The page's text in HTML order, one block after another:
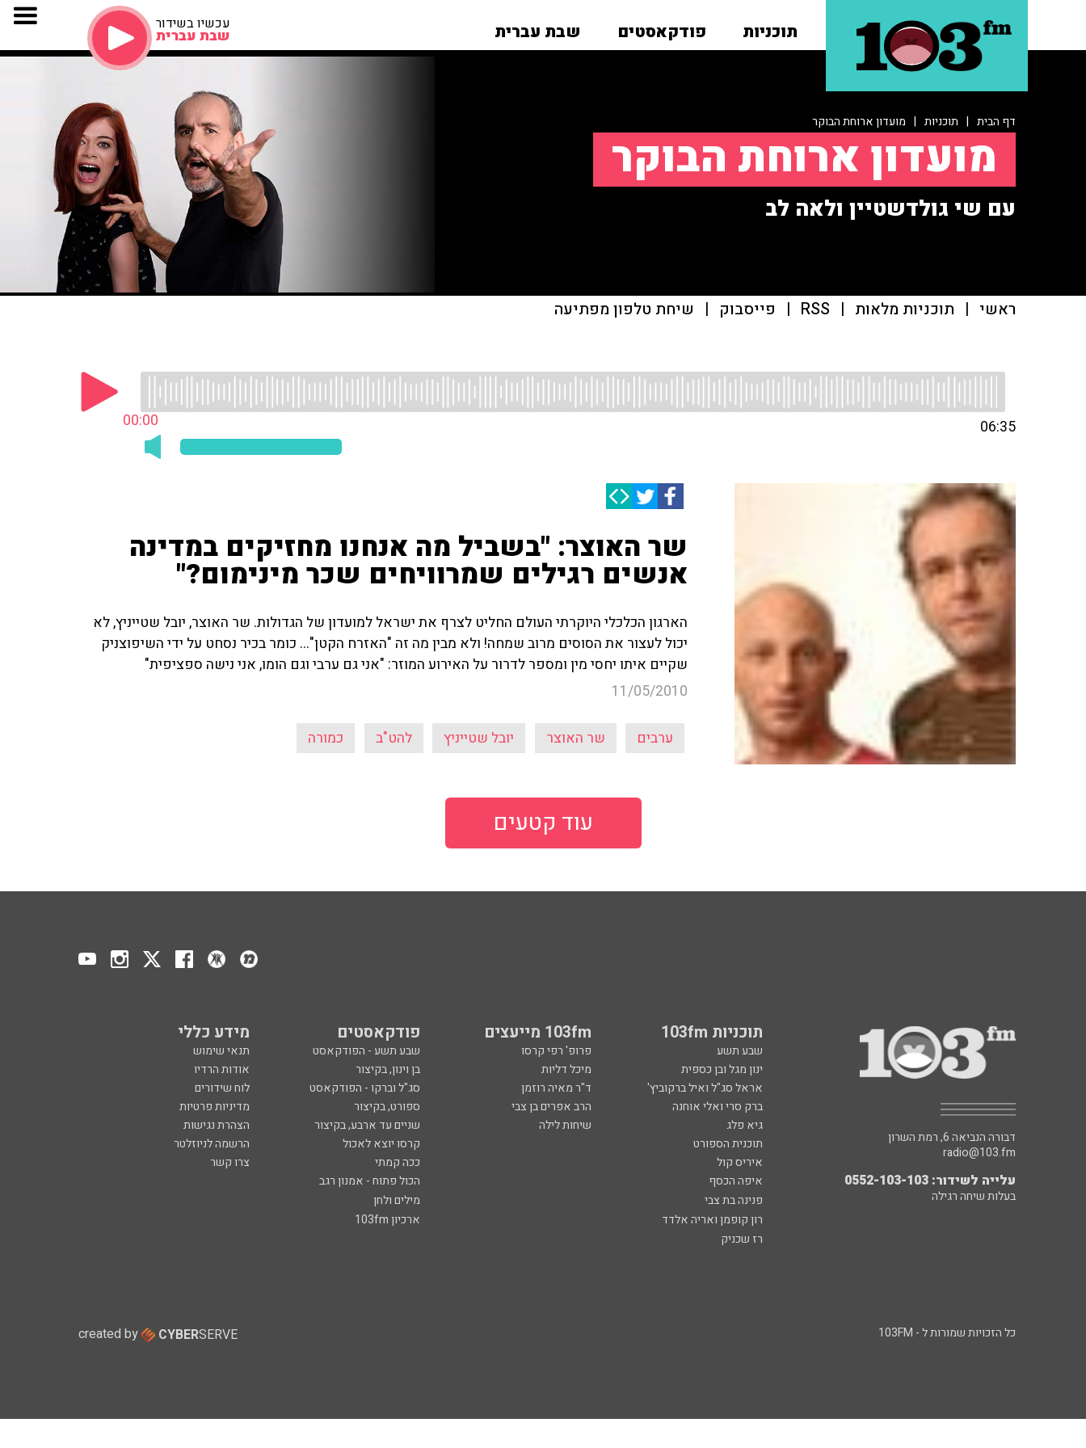
תוכניות פודקאסטים שבת עברית עכשיו בשידור
שבת עברית
דף הבית | תוכניות | מועדון ארוחת הבוקר
מועדון ארוחת הבוקר
עם שי גולדשטיין ולאה לב
ראשי | תוכניות מלאות |
RSS
| פייסבוק | שיחת טלפון מפתיעה
00:00 06:35
שר האוצר: "בשביל מה אנחנו מחזיקים במדינה
אנשים רגילים שמרוויחים שכר מינימום?"
הארגון הכלכלי היוקרתי העולם החליט לצרף את ישראל למועדון של הגדולות. שר האוצר, יובל שטייניץ, לא
יכול לעצור את הסוסים מרוב שמחה! ולא מבין מה זה "האזרח הקטן"... כומר בכיר נסחט על ידי השיפוצניק
שקיים איתו יחסי מין ומספר לדרור על האירוע המוזר: "אני גם ערבי וגם הומו, אני נישה ספציפית"
11/05/2010
ערבים שר האוצר יובל שטייניץ להט"ב כמורה
עוד קטעים
תוכניות 103fm 103fm מייעצים פודקאסטים מידע כללי
שבע תשע פרופ' רפי קרסו שבע תשע - הפודקאסט
תנאי שימוש
ינון מגל ובן כספית
מיכל דליות בן וינון, בקיצור
אודות הרדיו
אראל סג"ל ואיל ברקוביץ'
ד"ר מאיה רוזמן סג"ל וברקו - הפודקאסט
לוח שידורים
ברק סרי ואלי אוחנה
הרב אפרים בן צבי ספורט, בקיצור
מדיניות פרטיות
גיא פלג
שיחות לילה שניים עד ארבע, בקיצור
הצהרת נגישות
תוכנית הספורט
קרסו יוצא לאכול
הרשמה לניוזלטר
איריס קול
ככה קמתי
צרו קשר
איפה הכסף
הכול פתוח - אמנון רגב
פנינה בת צבי
מילים ולחן
רון קופמן ואריה אלדד
ארכיון 103fm
רז שכניק
דבורה הנביאה 6, רמת השרון
radio@103.fm
עלייה לשידור: 0552-103-103
בעלות שיחה רגילה
כל הזכויות שמורות ל - 103FM created by CYBERSERVE